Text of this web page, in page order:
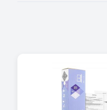
Certyfikat